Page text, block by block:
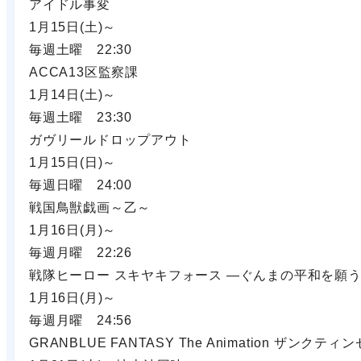
アイドル事変
1月15日(土)～
毎週土曜 22:30
ACCA13区監察課
1月14日(土)～
毎週土曜 23:30
ガヴリールドロップアウト
1月15日(日)～
毎週日曜 24:00
戦国鳥獣戯画～乙～
1月16日(月)～
毎週月曜 22:26
戦隊ヒーロー スキヤキフォース ―ぐんまの平和を願
1月16日(月)～
毎週月曜 24:56
GRANBLUE FANTASY The Animation ザンクティン